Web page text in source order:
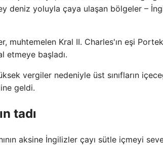
deniz yoluyla çaya ulaşan bölgeler –
muhtemelen Kral II. Charles'ın eşi
etmeye başladı.
vergiler nedeniyle üst sınıfların
geldi.
tadı
aksine İngilizler çayı sütle içmeyi